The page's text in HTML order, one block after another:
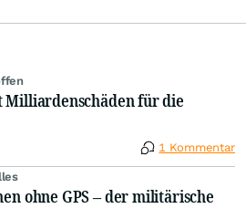
für die
1 Kommentar
ohne GPS – der militärische